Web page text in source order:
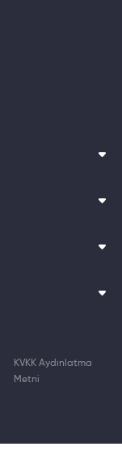
KVKK Aydınlatma
Metni